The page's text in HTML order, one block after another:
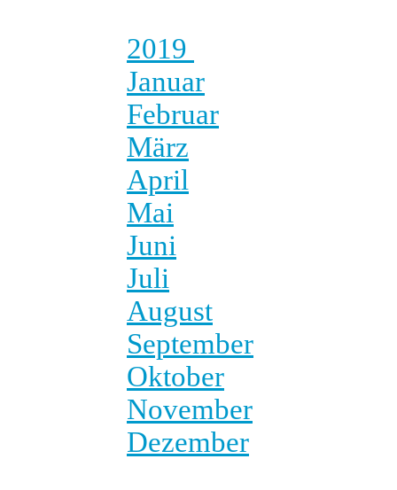
2019
Januar
Februar
März
April
Mai
Juni
Juli
August
September
Oktober
November
Dezember